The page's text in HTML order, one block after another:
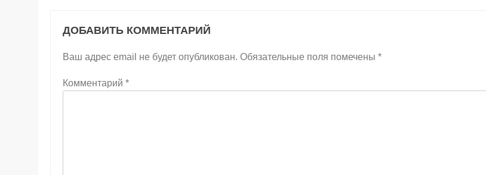
ДОБАВИТЬ КОММЕНТАРИЙ
Ваш адрес email не будет опубликован. Обязательные поля помечены *
Комментарий *